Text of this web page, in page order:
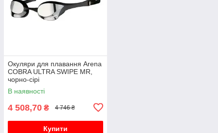
Окуляри для плавання Arena
COBRA ULTRA SWIPE MR,
чорно-сірі
В наявності
4 508,70 ₴ 4 746 ₴
Купити